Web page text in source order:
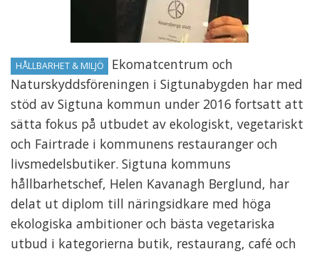
HÅLLBARHET & MILJÖ
Ekomatcentrum och
Naturskyddsföreningen i Sigtunabygden har med
stöd av Sigtuna kommun under 2016 fortsatt att
sätta fokus på utbudet av ekologiskt, vegetariskt
och Fairtrade i kommunens restauranger och
livsmedelsbutiker. Sigtuna kommuns
hållbarhetschef, Helen Kavanagh Berglund, har
delat ut diplom till näringsidkare med höga
ekologiska ambitioner och bästa vegetariska
utbud i kategorierna butik, restaurang, café och